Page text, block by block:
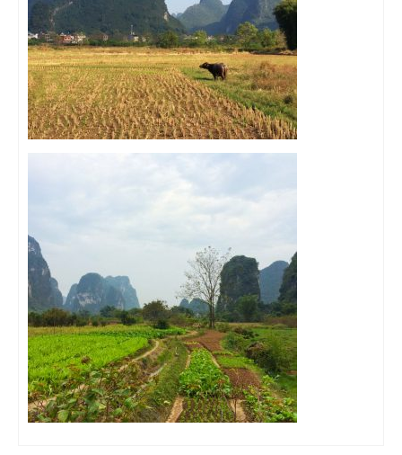
Allemagne
Berlin
Munich
Danemark
Royaume-Uni
GUIDES FOOD
ALLEMAGNE
– Berlin
– Munich